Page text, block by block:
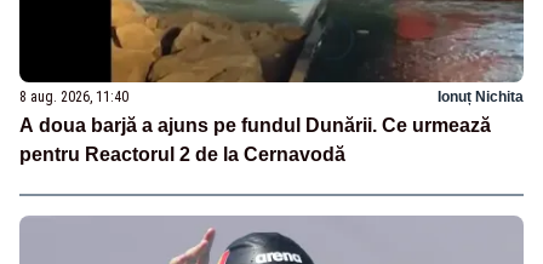
8 aug. 2026, 11:40 Ionuț Nichita
A doua barjă a ajuns pe fundul Dunării. Ce urmează
pentru Reactorul 2 de la Cernavodă